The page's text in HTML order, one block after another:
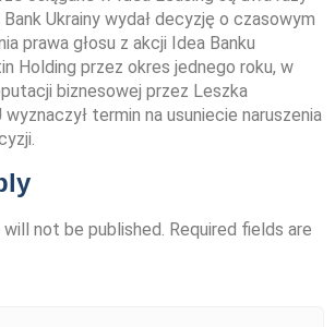
Ukrainy wydał decyzję o czasowym
prawa głosu z akcji Idea Banku
Holding przez okres jednego roku, w
biznesowej przez Leszka
wyznaczył termin na usuniecie naruszenia
not be published. Required fields are